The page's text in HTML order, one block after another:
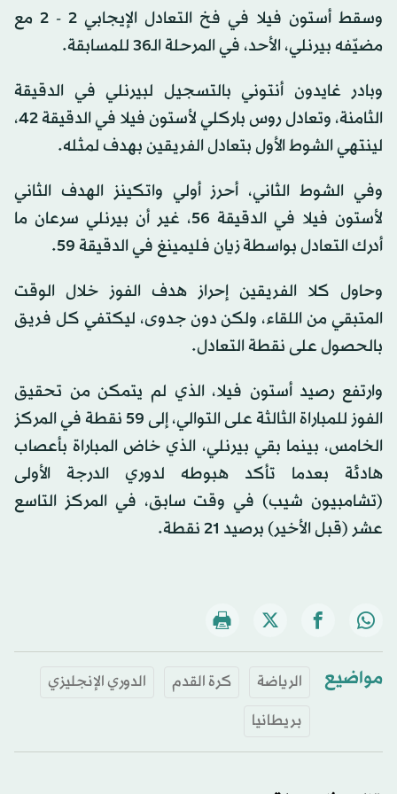
وسقط أستون فيلا في فخ التعادل الإيجابي 2 - 2 مع
مضيّفه بيرنلي، الأحد، في المرحلة الـ36 للمسابقة.
وبادر غايدون أنتوني بالتسجيل لبيرنلي في الدقيقة
الثامنة، وتعادل روس باركلي لأستون فيلا في الدقيقة 42،
لينتهي الشوط الأول بتعادل الفريقين بهدف لمثله.
وفي الشوط الثاني، أحرز أولي واتكينز الهدف الثاني
لأستون فيلا في الدقيقة 56، غير أن بيرنلي سرعان ما
أدرك التعادل بواسطة زيان فليمينغ في الدقيقة 59.
وحاول كلا الفريقين إحراز هدف الفوز خلال الوقت
المتبقي من اللقاء، ولكن دون جدوى، ليكتفي كل فريق
بالحصول على نقطة التعادل.
وارتفع رصيد أستون فيلا، الذي لم يتمكن من تحقيق
الفوز للمباراة الثالثة على التوالي، إلى 59 نقطة في المركز
الخامس، بينما بقي بيرنلي، الذي خاض المباراة بأعصاب
هادئة بعدما تأكد هبوطه لدوري الدرجة الأولى
(تشامبيون شيب) في وقت سابق، في المركز التاسع
عشر (قبل الأخير) برصيد 21 نقطة.
مواضيع الرياضة كرة القدم
الدوري الإنجليزي
بريطانيا